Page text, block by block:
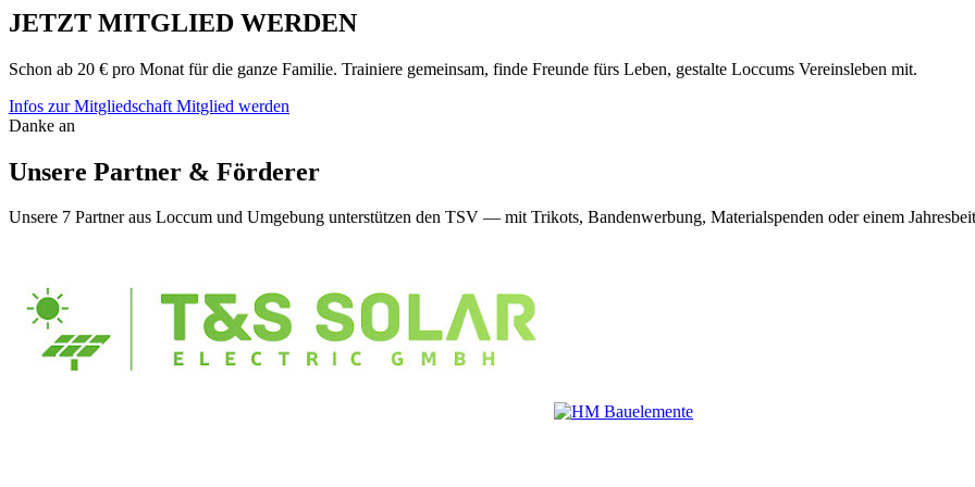
JETZT MITGLIED WERDEN
Schon ab 20 € pro Monat für die ganze Familie. Trainiere gemeinsam, finde Freunde fürs Leben, gestalte Loccums Vereinsleben mit.
Infos zur Mitgliedschaft Mitglied werden
Danke an
Unsere Partner & Förderer
Unsere 7 Partner aus Loccum und Umgebung unterstützen den TSV — mit Trikots, Bandenwerbung, Materialspenden oder einem